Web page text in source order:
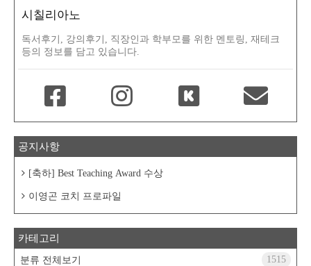
시칠리아노
독서후기, 강의후기, 직장인과 학부모를 위한 멘토링, 재테크
등의 정보를 담고 있습니다.
공지사항
[축하] Best Teaching Award 수상
이영곤 코치 프로파일
카테고리
분류 전체보기 1515